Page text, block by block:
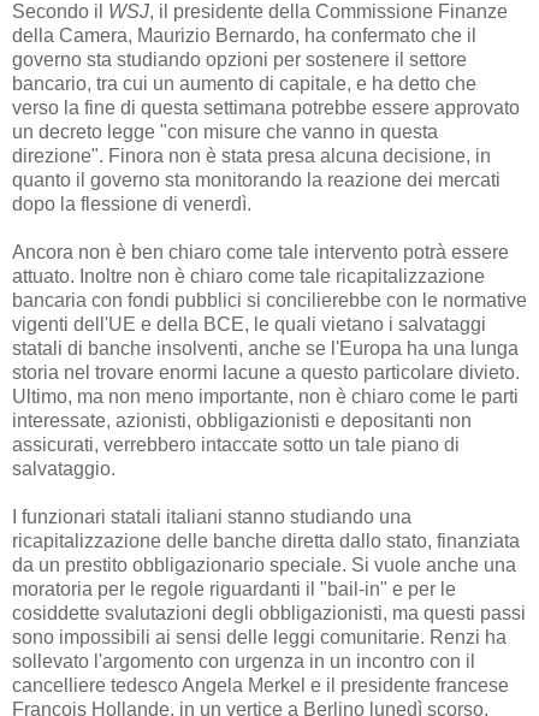
Secondo il WSJ, il presidente della Commissione Finanze
della Camera, Maurizio Bernardo, ha confermato che il
governo sta studiando opzioni per sostenere il settore
bancario, tra cui un aumento di capitale, e ha detto che
verso la fine di questa settimana potrebbe essere approvato
un decreto legge "con misure che vanno in questa
direzione". Finora non è stata presa alcuna decisione, in
quanto il governo sta monitorando la reazione dei mercati
dopo la flessione di venerdì.
Ancora non è ben chiaro come tale intervento potrà essere
attuato. Inoltre non è chiaro come tale ricapitalizzazione
bancaria con fondi pubblici si concilierebbe con le normative
vigenti dell'UE e della BCE, le quali vietano i salvataggi
statali di banche insolventi, anche se l'Europa ha una lunga
storia nel trovare enormi lacune a questo particolare divieto.
Ultimo, ma non meno importante, non è chiaro come le parti
interessate, azionisti, obbligazionisti e depositanti non
assicurati, verrebbero intaccate sotto un tale piano di
salvataggio.
I funzionari statali italiani stanno studiando una
ricapitalizzazione delle banche diretta dallo stato, finanziata
da un prestito obbligazionario speciale. Si vuole anche una
moratoria per le regole riguardanti il "bail-in" e per le
cosiddette svalutazioni degli obbligazionisti, ma questi passi
sono impossibili ai sensi delle leggi comunitarie. Renzi ha
sollevato l'argomento con urgenza in un incontro con il
cancelliere tedesco Angela Merkel e il presidente francese
Francois Hollande, in un vertice a Berlino lunedì scorso.